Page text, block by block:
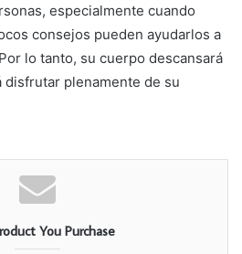
especialmente cuando
consejos pueden ayudarlos a
lo tanto, su cuerpo descansará
plenamente de su
You Purchase